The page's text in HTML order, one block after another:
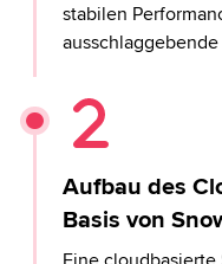
stabilen
Aufbau des
Basis von